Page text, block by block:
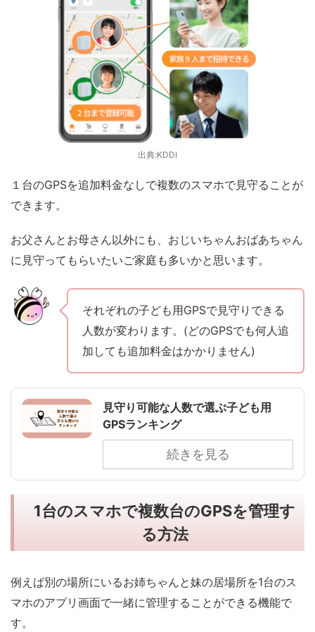
出典:KDDI
１台のGPSを追加料金なしで複数のスマホで見守ることが
できます。
お父さんとお母さん以外にも、おじいちゃんおばあちゃん
に見守ってもらいたいご家庭も多いかと思います。
それぞれの子ども用GPSで見守りできる
人数が変わります。(どのGPSでも何人追
加しても追加料金はかかりません)
見守り可能な人数で選ぶ子ども用
GPSランキング
続きを見る
1台のスマホで複数台のGPSを管理す
る方法
例えば別の場所にいるお姉ちゃんと妹の居場所を1台のス
マホのアプリ画面で一緒に管理することができる機能で
す。